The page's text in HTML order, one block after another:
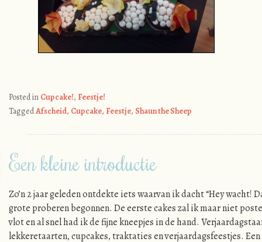
Posted in Cupcake!, Feestje!
TaggedAfscheid, Cupcake, Feestje, Shaun the Sheep
Een kleine introductie
Zo’n 2 jaar geleden ontdekte iets waarvan ik dacht “Hey wacht!
grote proberen begonnen. De eerste cakes zal ik maar niet
vlot en al snel had ik de fijne kneepjes in de hand.
lekkeretaarten, cupcakes, traktaties en verjaardagsfeestjes.